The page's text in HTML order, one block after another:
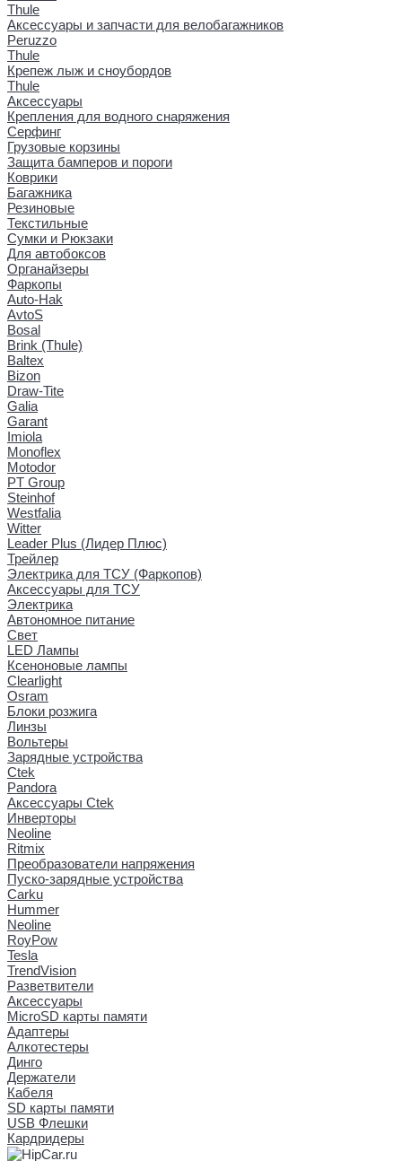
Thule
Аксессуары и запчасти для велобагажников
Peruzzo
Thule
Крепеж лыж и сноубордов
Thule
Аксессуары
Крепления для водного снаряжения
Серфинг
Грузовые корзины
Защита бамперов и пороги
Коврики
Багажника
Резиновые
Текстильные
Сумки и Рюкзаки
Для автобоксов
Органайзеры
Фаркопы
Auto-Hak
AvtoS
Bosal
Brink (Thule)
Baltex
Bizon
Draw-Tite
Galia
Garant
Imiola
Monoflex
Motodor
PT Group
Steinhof
Westfalia
Witter
Leader Plus (Лидер Плюс)
Трейлер
Электрика для ТСУ (Фаркопов)
Аксессуары для ТСУ
Электрика
Автономное питание
Свет
LED Лампы
Ксеноновые лампы
Clearlight
Osram
Блоки розжига
Линзы
Вольтеры
Зарядные устройства
Ctek
Pandora
Аксессуары Ctek
Инверторы
Neoline
Ritmix
Преобразователи напряжения
Пуско-зарядные устройства
Carku
Hummer
Neoline
RoyPow
Tesla
TrendVision
Разветвители
Аксессуары
MicroSD карты памяти
Адаптеры
Алкотестеры
Динго
Держатели
Кабеля
SD карты памяти
USB Флешки
Кардридеры